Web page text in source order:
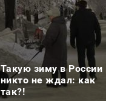
Такую зиму в России
никто не ждал: как
так?!